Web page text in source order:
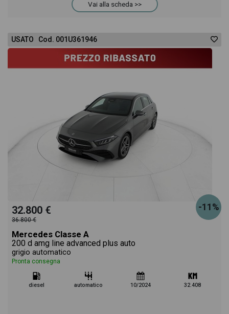
Classe A troverai anche il listino prezzi, eventuale
offerta e rata consigliata per l'acquisto del veicolo.
Vai alla scheda >>
USATO Cod. 001U361946
-11%
32.800 €
36.800 €
Mercedes Classe A
200 d amg line advanced plus auto
grigio automatico
Pronta consegna
diesel automatico 10/2024 32.408